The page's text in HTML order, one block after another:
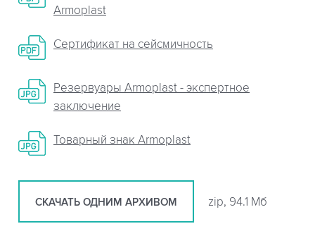
Armoplast
Сертификат на сейсмичность
Резервуары Armoplast - экспертное
заключение
Товарный знак Armoplast
СКАЧАТЬ ОДНИМ АРХИВОМ zip, 94.1 Мб